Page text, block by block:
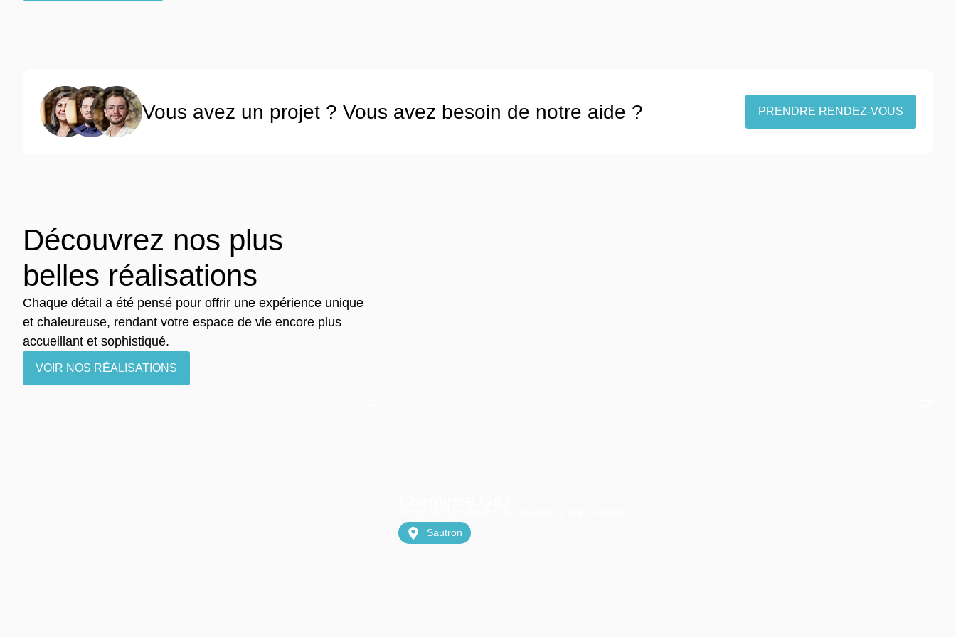
Vous avez un projet ? Vous avez besoin de notre aide ? PRENDRE RENDEZ-VOUS
Découvrez nos plus
belles réalisations
Chaque détail a été pensé pour offrir une expérience unique
et chaleureuse, rendant votre espace de vie encore plus
accueillant et sophistiqué.
VOIR NOS RÉALISATIONS
Sautron